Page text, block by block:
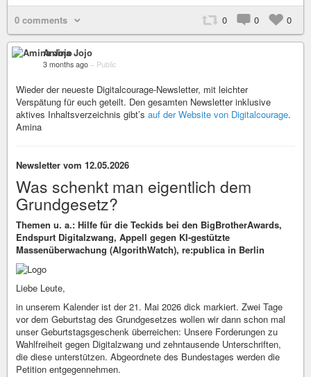
0 comments 0 0 0
Amina Jojo
3 months ago – Public
Wieder der neueste Digitalcourage-Newsletter, mit leichter
Verspätung für euch geteilt. Den gesamten Newsletter inklusive
aktives Inhaltsverzeichnis gibt’s auf der Website von Digitalcourage.
Amina
Newsletter vom 12.05.2026
Was schenkt man eigentlich dem
Grundgesetz?
Themen u. a.: Hilfe für die Teckids bei den BigBrotherAwards,
Endspurt Digitalzwang, Appell gegen KI-gestützte
Massenüberwachung (AlgorithWatch), re:publica in Berlin
Liebe Leute,
in unserem Kalender ist der 21. Mai 2026 dick markiert. Zwei Tage
vor dem Geburtstag des Grundgesetzes wollen wir dann schon mal
unser Geburtstagsgeschenk überreichen: Unsere Forderungen zu
Wahlfreiheit gegen Digitalzwang und zehntausende Unterschriften,
die diese unterstützen. Abgeordnete des Bundestages werden die
Petition entgegennehmen.